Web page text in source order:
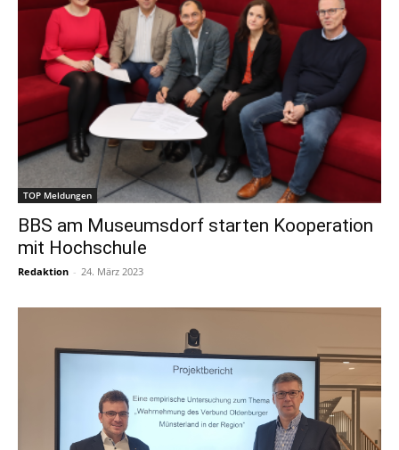
TOP Meldungen
BBS am Museumsdorf starten Kooperation
mit Hochschule
Redaktion - 24. März 2023